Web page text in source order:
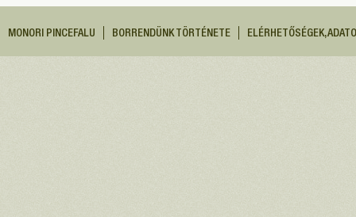
MONORI PINCEFALU BORRENDÜNK TÖRTÉNETE ELÉRHETŐSÉGEK,